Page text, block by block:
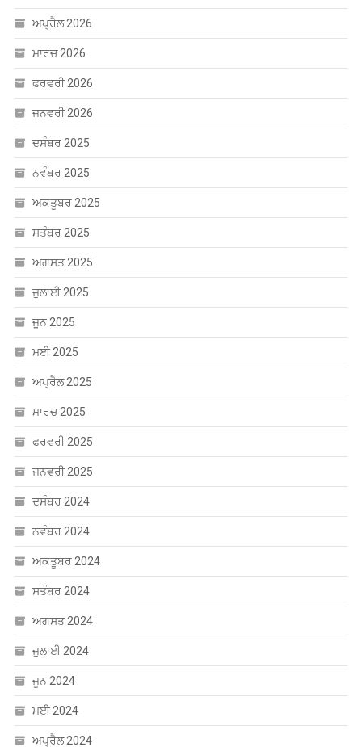
ਫਰਵਰੀ 2026
ਜਨਵਰੀ 2026
ਦਸੰਬਰ 2025
ਨਵੰਬਰ 2025
ਅਕਤੂਬਰ 2025
ਸਤੰਬਰ 2025
ਅਗਸਤ 2025
ਜੁਲਾਈ 2025
ਜੂਨ 2025
ਮਈ 2025
ਅਪ੍ਰੈਲ 2025
ਮਾਰਚ 2025
ਫਰਵਰੀ 2025
ਜਨਵਰੀ 2025
ਦਸੰਬਰ 2024
ਨਵੰਬਰ 2024
ਅਕਤੂਬਰ 2024
ਸਤੰਬਰ 2024
ਅਗਸਤ 2024
ਜੁਲਾਈ 2024
ਜੂਨ 2024
ਮਈ 2024
ਅਪ੍ਰੈਲ 2024
ਮਾਰਚ 2024
ਫਰਵਰੀ 2024